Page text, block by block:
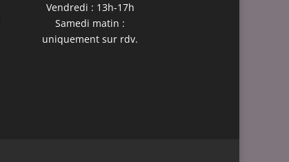
Vendredi : 13h-17h
Samedi matin :
uniquement sur rdv.